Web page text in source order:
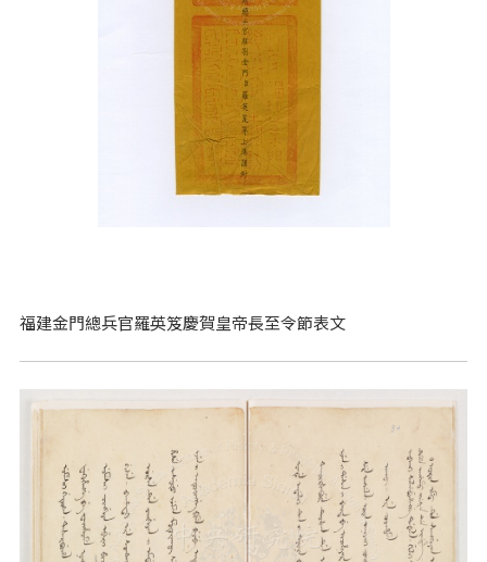
福建金門總兵官羅英笈慶賀皇帝長至令節表文